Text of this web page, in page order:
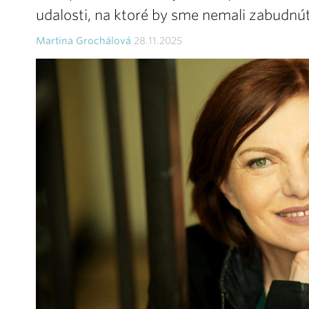
udalosti, na ktoré by sme nemali
Martina Grochálová 28.11.2025